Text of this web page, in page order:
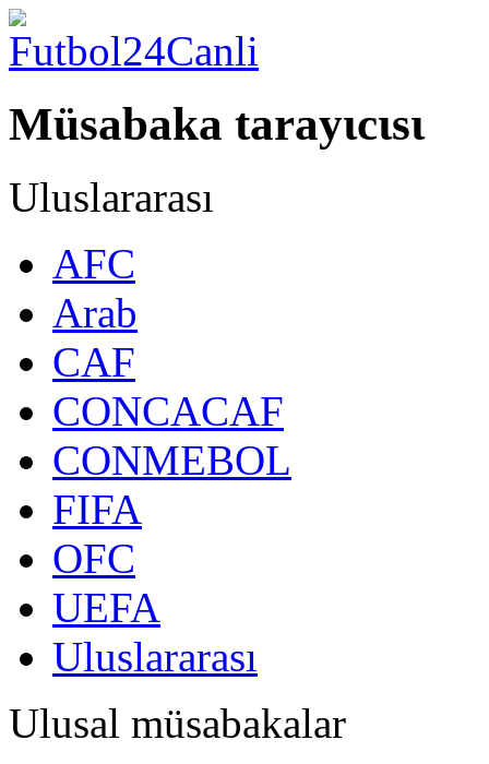
Müsabaka tarayιcιsι
Uluslararası
AFC
Arab
CAF
CONCACAF
CONMEBOL
FIFA
OFC
UEFA
Uluslararası
Ulusal müsabakalar